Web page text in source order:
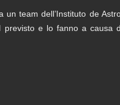
team dell’Instituto de
e lo fanno a causa